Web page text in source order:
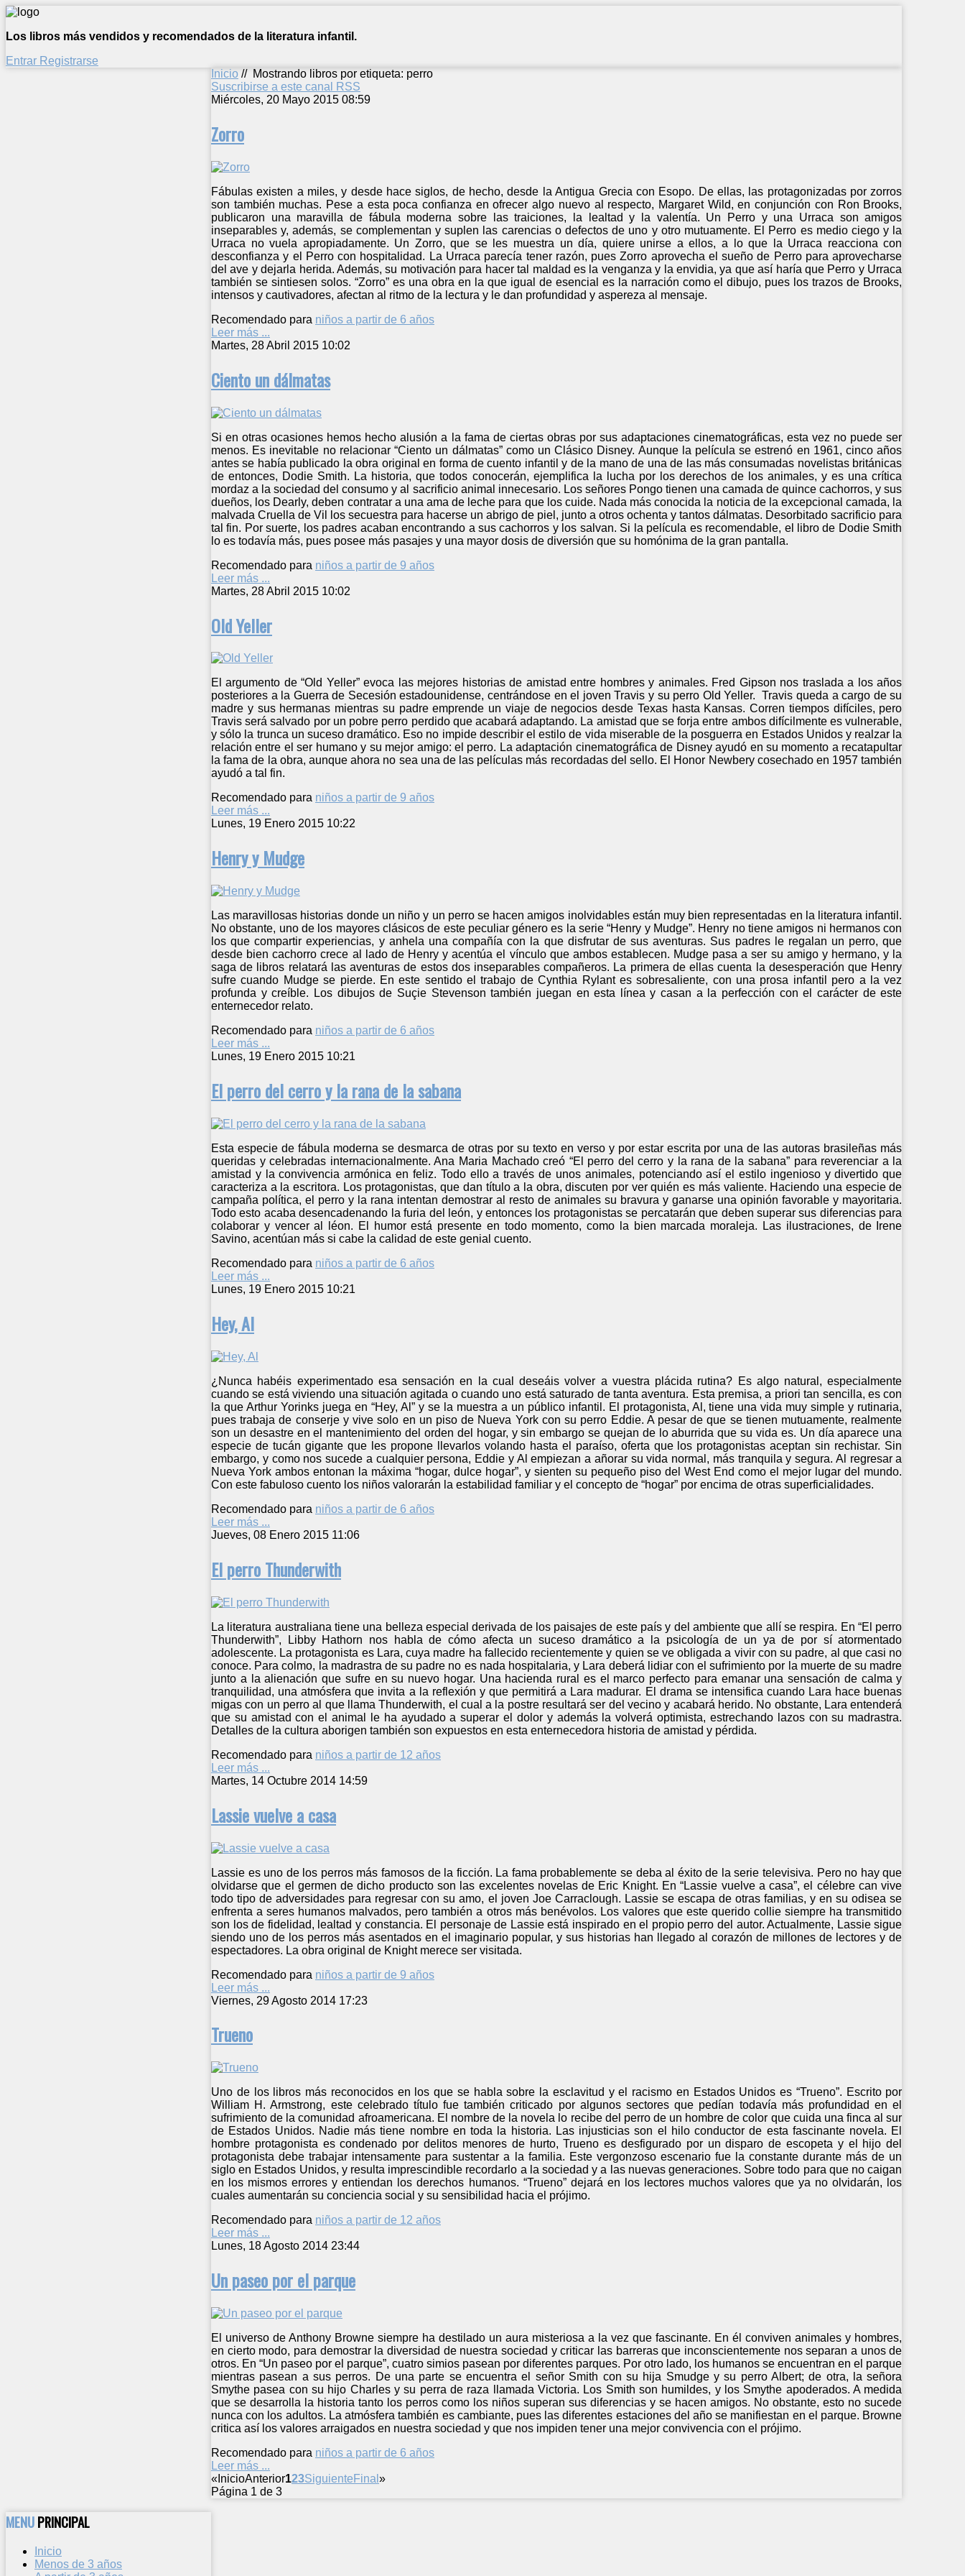
Los libros más vendidos y recomendados de la literatura infantil.
Entrar Registrarse
Inicio // Mostrando libros por etiqueta: perro
Suscribirse a este canal RSS
Miércoles, 20 Mayo 2015 08:59
Zorro
Fábulas existen a miles, y desde hace siglos, de hecho, desde la Antigua Grecia con Esopo. De ellas, las protagonizadas por zorros
son también muchas. Pese a esta poca confianza en ofrecer algo nuevo al respecto, Margaret Wild, en conjunción con Ron Brooks,
publicaron una maravilla de fábula moderna sobre las traiciones, la lealtad y la valentía. Un Perro y una Urraca son amigos
inseparables y, además, se complementan y suplen las carencias o defectos de uno y otro mutuamente. El Perro es medio ciego y la
Urraca no vuela apropiadamente. Un Zorro, que se les muestra un día, quiere unirse a ellos, a lo que la Urraca reacciona con
desconfianza y el Perro con hospitalidad. La Urraca parecía tener razón, pues Zorro aprovecha el sueño de Perro para aprovecharse
del ave y dejarla herida. Además, su motivación para hacer tal maldad es la venganza y la envidia, ya que así haría que Perro y Urraca
también se sintiesen solos. “Zorro” es una obra en la que igual de esencial es la narración como el dibujo, pues los trazos de Brooks,
intensos y cautivadores, afectan al ritmo de la lectura y le dan profundidad y aspereza al mensaje.
Recomendado para niños a partir de 6 años
Leer más ...
Martes, 28 Abril 2015 10:02
Ciento un dálmatas
Si en otras ocasiones hemos hecho alusión a la fama de ciertas obras por sus adaptaciones cinematográficas, esta vez no puede ser
menos. Es inevitable no relacionar “Ciento un dálmatas” como un Clásico Disney. Aunque la película se estrenó en 1961, cinco años
antes se había publicado la obra original en forma de cuento infantil y de la mano de una de las más consumadas novelistas británicas
de entonces, Dodie Smith. La historia, que todos conocerán, ejemplifica la lucha por los derechos de los animales, y es una crítica
mordaz a la sociedad del consumo y al sacrificio animal innecesario. Los señores Pongo tienen una camada de quince cachorros, y sus
dueños, los Dearly, deben contratar a una ama de leche para que los cuide. Nada más conocida la noticia de la excepcional camada, la
malvada Cruella de Vil los secuestra para hacerse un abrigo de piel, junto a otros ochenta y tantos dálmatas. Desorbitado sacrificio para
tal fin. Por suerte, los padres acaban encontrando a sus cachorros y los salvan. Si la película es recomendable, el libro de Dodie Smith
lo es todavía más, pues posee más pasajes y una mayor dosis de diversión que su homónima de la gran pantalla.
Recomendado para niños a partir de 9 años
Leer más ...
Martes, 28 Abril 2015 10:02
Old Yeller
El argumento de “Old Yeller” evoca las mejores historias de amistad entre hombres y animales. Fred Gipson nos traslada a los años
posteriores a la Guerra de Secesión estadounidense, centrándose en el joven Travis y su perro Old Yeller. Travis queda a cargo de su
madre y sus hermanas mientras su padre emprende un viaje de negocios desde Texas hasta Kansas. Corren tiempos difíciles, pero
Travis será salvado por un pobre perro perdido que acabará adaptando. La amistad que se forja entre ambos difícilmente es vulnerable,
y sólo la trunca un suceso dramático. Eso no impide describir el estilo de vida miserable de la posguerra en Estados Unidos y realzar la
relación entre el ser humano y su mejor amigo: el perro. La adaptación cinematográfica de Disney ayudó en su momento a recatapultar
la fama de la obra, aunque ahora no sea una de las películas más recordadas del sello. El Honor Newbery cosechado en 1957 también
ayudó a tal fin.
Recomendado para niños a partir de 9 años
Leer más ...
Lunes, 19 Enero 2015 10:22
Henry y Mudge
Las maravillosas historias donde un niño y un perro se hacen amigos inolvidables están muy bien representadas en la literatura infantil.
No obstante, uno de los mayores clásicos de este peculiar género es la serie “Henry y Mudge”. Henry no tiene amigos ni hermanos con
los que compartir experiencias, y anhela una compañía con la que disfrutar de sus aventuras. Sus padres le regalan un perro, que
desde bien cachorro crece al lado de Henry y acentúa el vínculo que ambos establecen. Mudge pasa a ser su amigo y hermano, y la
saga de libros relatará las aventuras de estos dos inseparables compañeros. La primera de ellas cuenta la desesperación que Henry
sufre cuando Mudge se pierde. En este sentido el trabajo de Cynthia Rylant es sobresaliente, con una prosa infantil pero a la vez
profunda y creíble. Los dibujos de Suçie Stevenson también juegan en esta línea y casan a la perfección con el carácter de este
enternecedor relato.
Recomendado para niños a partir de 6 años
Leer más ...
Lunes, 19 Enero 2015 10:21
El perro del cerro y la rana de la sabana
Esta especie de fábula moderna se desmarca de otras por su texto en verso y por estar escrita por una de las autoras brasileñas más
queridas y celebradas internacionalmente. Ana Maria Machado creó “El perro del cerro y la rana de la sabana” para reverenciar a la
amistad y la convivencia armónica en feliz. Todo ello a través de unos animales, potenciando así el estilo ingenioso y divertido que
caracteriza a la escritora. Los protagonistas, que dan título a la obra, discuten por ver quién es más valiente. Haciendo una especie de
campaña política, el perro y la rana intentan demostrar al resto de animales su bravura y ganarse una opinión favorable y mayoritaria.
Todo esto acaba desencadenando la furia del león, y entonces los protagonistas se percatarán que deben superar sus diferencias para
colaborar y vencer al léon. El humor está presente en todo momento, como la bien marcada moraleja. Las ilustraciones, de Irene
Savino, acentúan más si cabe la calidad de este genial cuento.
Recomendado para niños a partir de 6 años
Leer más ...
Lunes, 19 Enero 2015 10:21
Hey, Al
¿Nunca habéis experimentado esa sensación en la cual deseáis volver a vuestra plácida rutina? Es algo natural, especialmente
cuando se está viviendo una situación agitada o cuando uno está saturado de tanta aventura. Esta premisa, a priori tan sencilla, es con
la que Arthur Yorinks juega en “Hey, Al” y se la muestra a un público infantil. El protagonista, Al, tiene una vida muy simple y rutinaria,
pues trabaja de conserje y vive solo en un piso de Nueva York con su perro Eddie. A pesar de que se tienen mutuamente, realmente
son un desastre en el mantenimiento del orden del hogar, y sin embargo se quejan de lo aburrida que su vida es. Un día aparece una
especie de tucán gigante que les propone llevarlos volando hasta el paraíso, oferta que los protagonistas aceptan sin rechistar. Sin
embargo, y como nos sucede a cualquier persona, Eddie y Al empiezan a añorar su vida normal, más tranquila y segura. Al regresar a
Nueva York ambos entonan la máxima “hogar, dulce hogar”, y sienten su pequeño piso del West End como el mejor lugar del mundo.
Con este fabuloso cuento los niños valorarán la estabilidad familiar y el concepto de “hogar” por encima de otras superficialidades.
Recomendado para niños a partir de 6 años
Leer más ...
Jueves, 08 Enero 2015 11:06
El perro Thunderwith
La literatura australiana tiene una belleza especial derivada de los paisajes de este país y del ambiente que allí se respira. En “El perro
Thunderwith”, Libby Hathorn nos habla de cómo afecta un suceso dramático a la psicología de un ya de por sí atormentado
adolescente. La protagonista es Lara, cuya madre ha fallecido recientemente y quien se ve obligada a vivir con su padre, al que casi no
conoce. Para colmo, la madrastra de su padre no es nada hospitalaria, y Lara deberá lidiar con el sufrimiento por la muerte de su madre
junto a la alienación que sufre en su nuevo hogar. Una hacienda rural es el marco perfecto para emanar una sensación de calma y
tranquilidad, una atmósfera que invita a la reflexión y que permitirá a Lara madurar. El drama se intensifica cuando Lara hace buenas
migas con un perro al que llama Thunderwith, el cual a la postre resultará ser del vecino y acabará herido. No obstante, Lara entenderá
que su amistad con el animal le ha ayudado a superar el dolor y además la volverá optimista, estrechando lazos con su madrastra.
Detalles de la cultura aborigen también son expuestos en esta enternecedora historia de amistad y pérdida.
Recomendado para niños a partir de 12 años
Leer más ...
Martes, 14 Octubre 2014 14:59
Lassie vuelve a casa
Lassie es uno de los perros más famosos de la ficción. La fama probablemente se deba al éxito de la serie televisiva. Pero no hay que
olvidarse que el germen de dicho producto son las excelentes novelas de Eric Knight. En “Lassie vuelve a casa”, el célebre can vive
todo tipo de adversidades para regresar con su amo, el joven Joe Carraclough. Lassie se escapa de otras familias, y en su odisea se
enfrenta a seres humanos malvados, pero también a otros más benévolos. Los valores que este querido collie siempre ha transmitido
son los de fidelidad, lealtad y constancia. El personaje de Lassie está inspirado en el propio perro del autor. Actualmente, Lassie sigue
siendo uno de los perros más asentados en el imaginario popular, y sus historias han llegado al corazón de millones de lectores y de
espectadores. La obra original de Knight merece ser visitada.
Recomendado para niños a partir de 9 años
Leer más ...
Viernes, 29 Agosto 2014 17:23
Trueno
Uno de los libros más reconocidos en los que se habla sobre la esclavitud y el racismo en Estados Unidos es “Trueno”. Escrito por
William H. Armstrong, este celebrado título fue también criticado por algunos sectores que pedían todavía más profundidad en el
sufrimiento de la comunidad afroamericana. El nombre de la novela lo recibe del perro de un hombre de color que cuida una finca al sur
de Estados Unidos. Nadie más tiene nombre en toda la historia. Las injusticias son el hilo conductor de esta fascinante novela. El
hombre protagonista es condenado por delitos menores de hurto, Trueno es desfigurado por un disparo de escopeta y el hijo del
protagonista debe trabajar intensamente para sustentar a la familia. Este vergonzoso escenario fue la constante durante más de un
siglo en Estados Unidos, y resulta imprescindible recordarlo a la sociedad y a las nuevas generaciones. Sobre todo para que no caigan
en los mismos errores y entiendan los derechos humanos. “Trueno” dejará en los lectores muchos valores que ya no olvidarán, los
cuales aumentarán su conciencia social y su sensibilidad hacia el prójimo.
Recomendado para niños a partir de 12 años
Leer más ...
Lunes, 18 Agosto 2014 23:44
Un paseo por el parque
El universo de Anthony Browne siempre ha destilado un aura misteriosa a la vez que fascinante. En él conviven animales y hombres,
en cierto modo, para demostrar la diversidad de nuestra sociedad y criticar las barreras que inconscientemente nos separan a unos de
otros. En “Un paseo por el parque”, cuatro simios pasean por diferentes parques. Por otro lado, los humanos se encuentran en el parque
mientras pasean a sus perros. De una parte se encuentra el señor Smith con su hija Smudge y su perro Albert; de otra, la señora
Smythe pasea con su hijo Charles y su perra de raza llamada Victoria. Los Smith son humildes, y los Smythe apoderados. A medida
que se desarrolla la historia tanto los perros como los niños superan sus diferencias y se hacen amigos. No obstante, esto no sucede
nunca con los adultos. La atmósfera también es cambiante, pues las diferentes estaciones del año se manifiestan en el parque. Browne
critica así los valores arraigados en nuestra sociedad y que nos impiden tener una mejor convivencia con el prójimo.
Recomendado para niños a partir de 6 años
Leer más ...
« InicioAnterior123Siguiente Final »
Página 1 de 3
MENUPRINCIPAL
Inicio
Menos de 3 años